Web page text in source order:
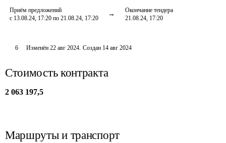
Приём предложений
с 13.08.24, 17:20 по 21.08.24, 17:20
Окончание тендера
21.08.24, 17:20
6 Изменён 22 авг 2024. Создан 14 авг 2024
Стоимость контракта
2 063 197,5
Маршруты и транспорт